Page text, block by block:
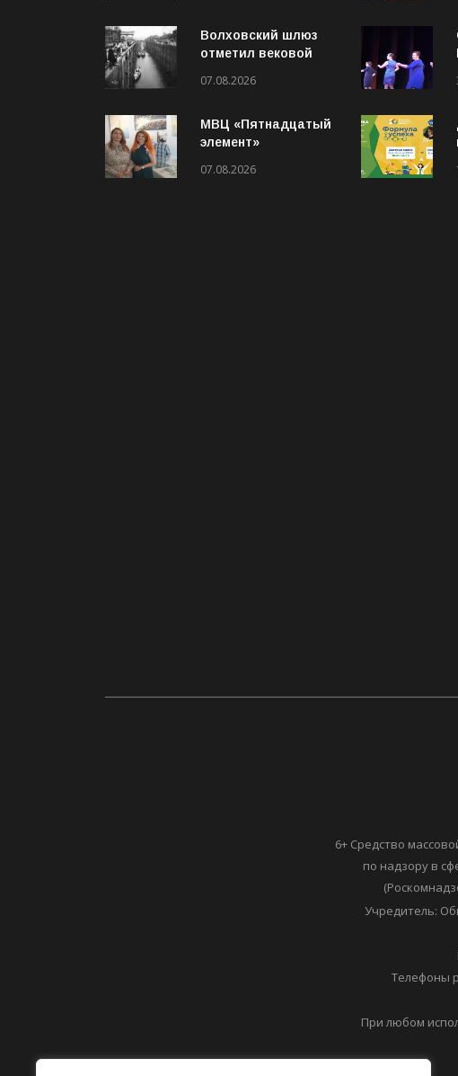
Волховский шлюз
отметил вековой
07.08.2026
МВЦ «Пятнадцатый
элемент»
выставку «Два
07.08.2026
6+ Средство
по надзору в
Учредитель:
Телефоны
При любом